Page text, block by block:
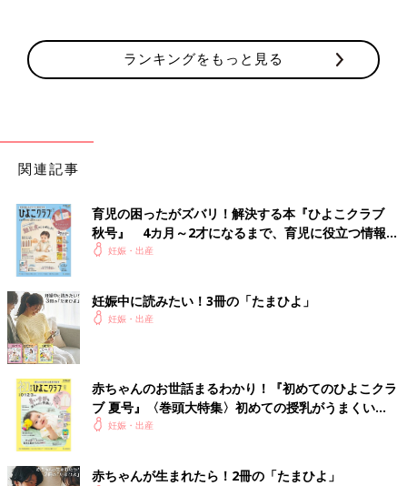
ランキングをもっと見る
関連記事
育児の困ったがズバリ！解決する本『ひよこクラブ
秋号』 4カ月～2才になるまで、育児に役立つ情報が
いっぱい！
妊娠・出産
妊娠中に読みたい！3冊の「たまひよ」
妊娠・出産
赤ちゃんのお世話まるわかり！『初めてのひよこクラ
ブ 夏号』〈巻頭大特集〉初めての授乳がうまくい
く！ おっぱい・ミルクの基本と夏のトラブル 解決テ
妊娠・出産
赤ちゃんが生まれたら！2冊の「たまひよ」